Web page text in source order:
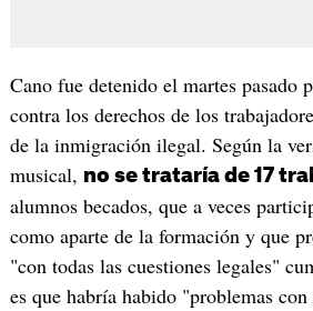
Cano fue detenido el martes pasado
contra los derechos de los
de la inmigración ilegal. Según la
musical, no se trataría de 17
alumnos becados, que a veces
como aparte de la formación y que
"con todas las cuestiones legales"
es que habría habido "problemas con